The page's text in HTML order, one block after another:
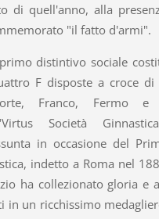
di quell'anno, alla
"il fatto d'armi".
distintivo sociale
F disposte a croce
Franco, Fermo e
Società
in occasione del
indetto a Roma nel
ha collezionato gloria e
in un ricchissimo